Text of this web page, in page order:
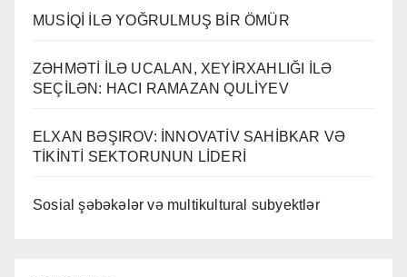
MUSİQİ İLƏ YOĞRULMUŞ BİR ÖMÜR
ZƏHMƏTİ İLƏ UCALAN, XEYİRXAHLIĞI İLƏ
SEÇİLƏN: HACI RAMAZAN QULİYEV
ELXAN BƏŞIROV: İNNOVATİV SAHİBKAR VƏ
TİKİNTİ SEKTORUNUN LİDERİ
Sosial şəbəkələr və multikultural subyektlər